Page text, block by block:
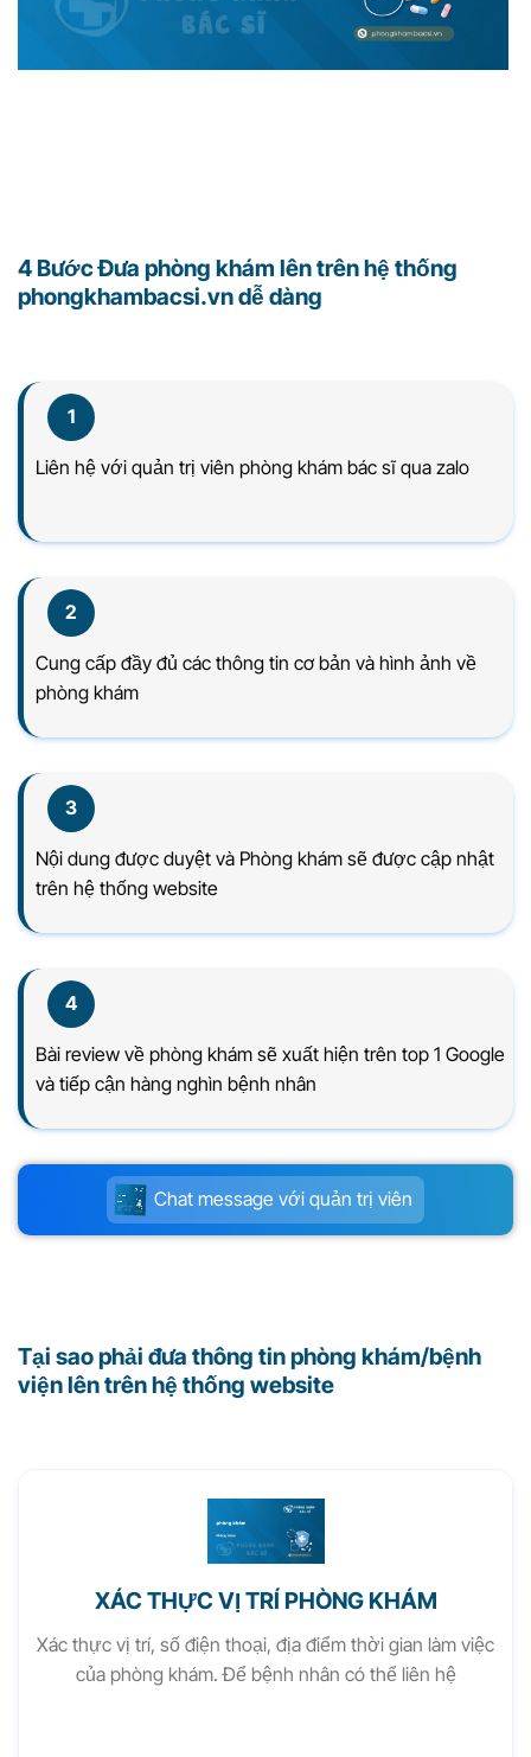
4 Bước Đưa phòng khám lên trên hệ thống
phongkhambacsi.vn dễ dàng
1
Liên hệ với quản trị viên phòng khám bác sĩ qua zalo
2
Cung cấp đầy đủ các thông tin cơ bản và hình ảnh về
phòng khám
3
Nội dung được duyệt và Phòng khám sẽ được cập nhật
trên hệ thống website
4
Bài review về phòng khám sẽ xuất hiện trên top 1 Google
và tiếp cận hàng nghìn bệnh nhân
Chat message với quản trị viên
Tại sao phải đưa thông tin phòng khám/bệnh
viện lên trên hệ thống website
XÁC THỰC VỊ TRÍ PHÒNG KHÁM
Xác thực vị trí, số điện thoại, địa điểm thời gian làm việc
của phòng khám. Để bệnh nhân có thể liên hệ